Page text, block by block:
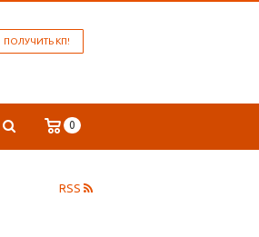
ПОЛУЧИТЬ КП!
0
RSS